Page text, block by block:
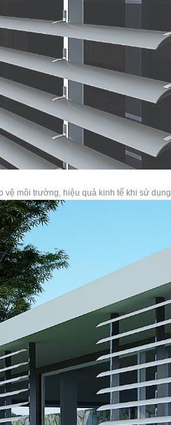
vệ môi trường, hiệu quả kinh tế khi sử dụng